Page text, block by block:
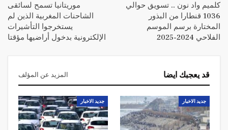
كلميم واد نون .. تسويق حوالي
1036 قنطارا من البذور
المختارة برسم الموسم
الفلاحي 2024-2025
موريتانيا تسمح لسائقى
الشاحنات المغربية الذين لم
يستخرجوا التأشيرات
الإلكترونية بدخول أراضيها مؤقتا
قد يعجبك ايضا المزيد عن المؤلف
جديد الاخبار جديد الاخبار